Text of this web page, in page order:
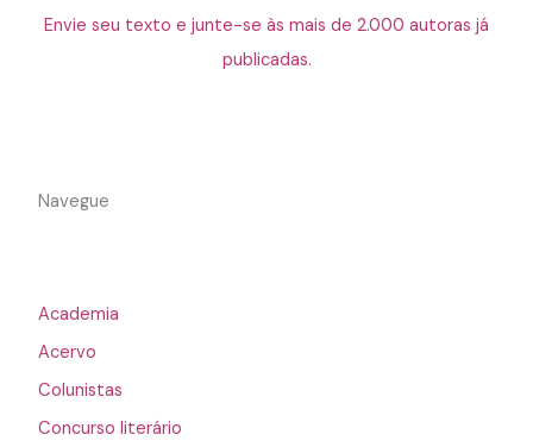
Envie seu texto e junte-se às mais de 2.000 autoras já
publicadas.
Navegue
Academia
Acervo
Colunistas
Concurso literário